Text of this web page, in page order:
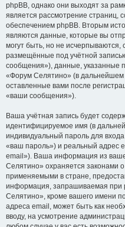
phpBB, однако они выходят за
является рассмотрение страниц,
обеспечением phpBB. Вторым
являются данные, которые вы
могут быть, но не
размещённые под учётной
сообщения»), данные, указанные
«Форум Селятино» (в
оставленные вами после
«ваши сообщения»).
Ваша учётная запись будет
идентифицируемое имя (в
индивидуальный пароль для
«ваш пароль») и реальный адрес
email»). Ваша информация из
Селятино» охраняется законами
применяемыми в стране,
информация, запрашиваемая при
Селятино», кроме вашего имени
адреса email, может быть как
вводу, на усмотрение